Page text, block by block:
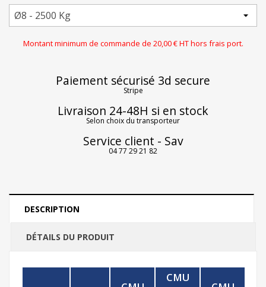
Montant minimum de commande de 20,00 € HT hors frais port.
Paiement sécurisé 3d secure
Stripe
Livraison 24-48H si en stock
Selon choix du transporteur
Service client - Sav
04 77 29 21 82
DESCRIPTION
DÉTAILS DU PRODUIT
CMU